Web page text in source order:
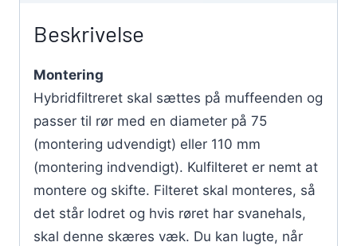
Beskrivelse
Montering
Hybridfiltreret skal sættes på muffeenden og
passer til rør med en diameter på 75
(montering udvendigt) eller 110 mm
(montering indvendigt). Kulfilteret er nemt at
montere og skifte. Filteret skal monteres, så
det står lodret og hvis røret har svanehals,
skal denne skæres væk. Du kan lugte, når